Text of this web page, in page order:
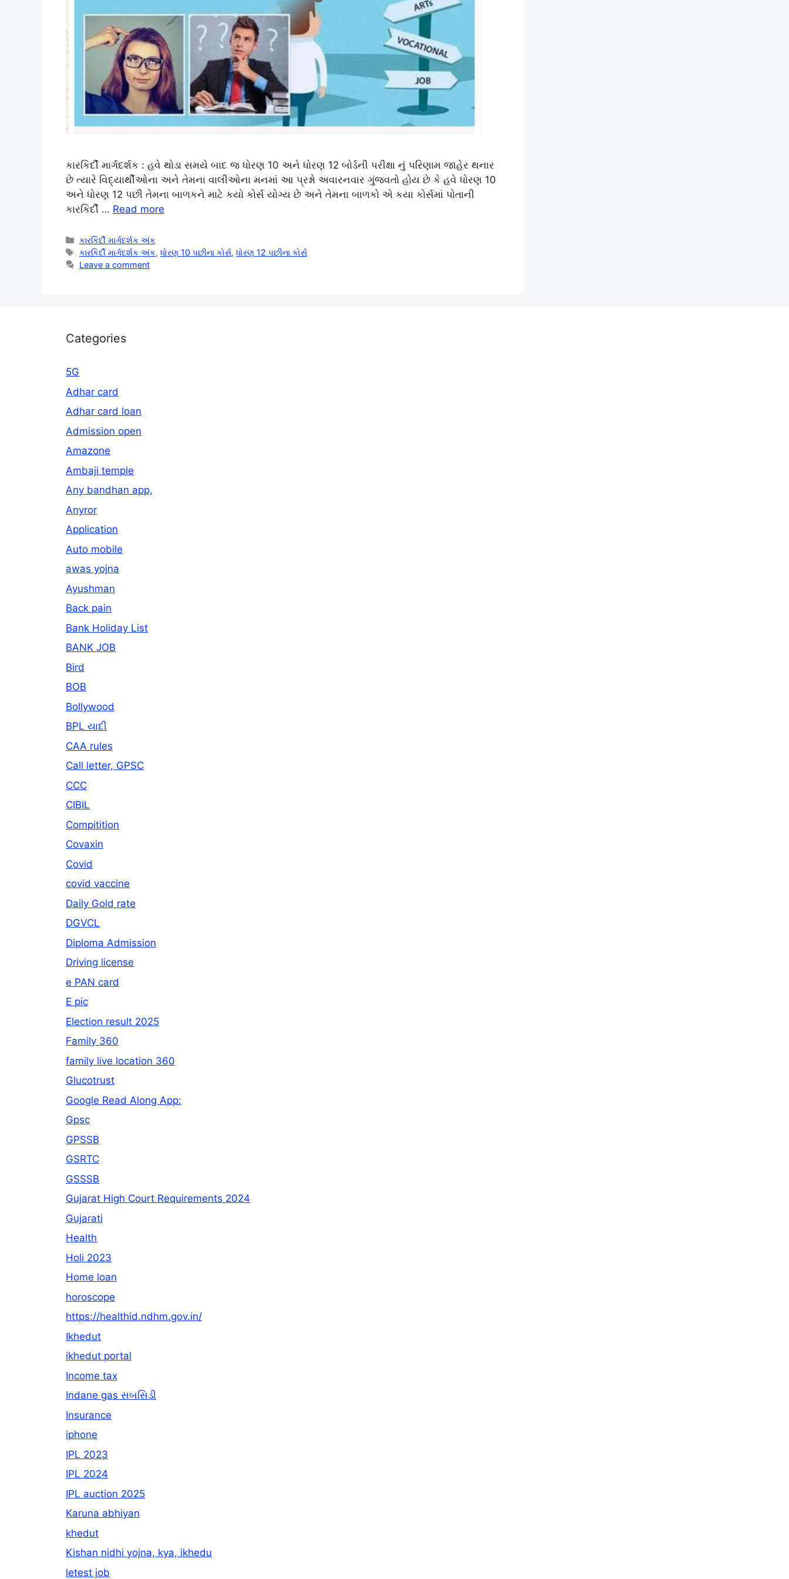
કારકિર્દી માર્ગદર્શક : હવે થોડા સમયે બાદ જ ધોરણ 10 અને ધોરણ 12 બોર્ડની પરીક્ષા નું પરિણામ જાહેર થનાર
છે ત્યારે વિદ્યાર્થીઓના અને તેમના વાલીઓના મનમાં આ પ્રશ્નો અવારનવાર ગુંજવતો હોય છે કે હવે ધોરણ 10
અને ધોરણ 12 પછી તેમના બાળકને માટે કયો કોર્સ યોગ્ય છે અને તેમના બાળકો એ કયા કોર્સમાં પોતાની
કારકિર્દી … Read more
Categories
કારકિર્દી માર્ગદર્શક અંક
Tags
કારકિર્દી માર્ગદર્શક અંક,ધોરણ 10 પછીના કોર્સ,ધોરણ 12 પછીના કોર્સ
Leave a comment
Categories
5G
Adhar card
Adhar card loan
Admission open
Amazone
Ambaji temple
Any bandhan app,
Anyror
Application
Auto mobile
awas yojna
Ayushman
Back pain
Bank Holiday List
BANK JOB
Bird
BOB
Bollywood
BPL યાદી
CAA rules
Call letter, GPSC
CCC
CIBIL
Compitition
Covaxin
Covid
covid vaccine
Daily Gold rate
DGVCL
Diploma Admission
Driving license
e PAN card
E pic
Election result 2025
Family 360
family live location 360
Glucotrust
Google Read Along App:
Gpsc
GPSSB
GSRTC
GSSSB
Gujarat High Court Requirements 2024
Gujarati
Health
Holi 2023
Home loan
horoscope
https://healthid.ndhm.gov.in/
Ikhedut
ikhedut portal
Income tax
Indane gas સબસિડી
Insurance
iphone
IPL 2023
IPL 2024
IPL auction 2025
Karuna abhiyan
khedut
Kishan nidhi yojna, kya, ikhedu
letest job